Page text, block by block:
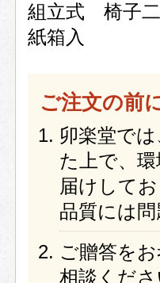
組立式 椅子
紙箱入
ご注文の前
卯楽堂で
た上で、
届けして
品質には
ご贈答を
相談くだ